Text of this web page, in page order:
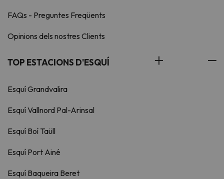
FAQs - Preguntes Freqüents
Opinions dels nostres Clients
TOP ESTACIONS D'ESQUÍ
Esquí Grandvalira
Esquí Vallnord Pal-Arinsal
Esquí Boí Taüll
Esquí Port Ainé
Esquí Baqueira Beret